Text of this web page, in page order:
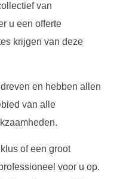
van
u een offerte
krijgen van deze
en hebben allen
van alle
of een groot
voor u op.